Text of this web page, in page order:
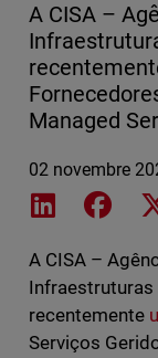
A CISA –
Managed
02 novembre
Share on
A CISA –
Infraestruturas
recentemente
Serviços